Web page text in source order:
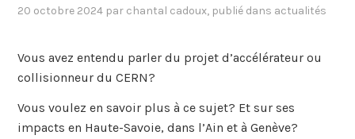
20 octobre 2024 par chantal cadoux, publié dans actualités
Vous avez entendu parler du projet d’accélérateur ou
collisionneur du CERN?
Vous voulez en savoir plus à ce sujet? Et sur ses
impacts en Haute-Savoie, dans l’Ain et à Genève?